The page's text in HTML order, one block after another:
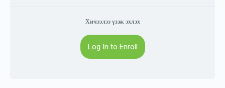
Хичээлээ үзэж эхлэх
Log In to Enroll